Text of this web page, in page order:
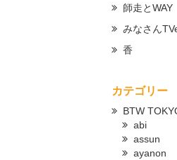
師走とWAY
みなさん
香
カテゴリー
BTW
abi
assun
ayanon